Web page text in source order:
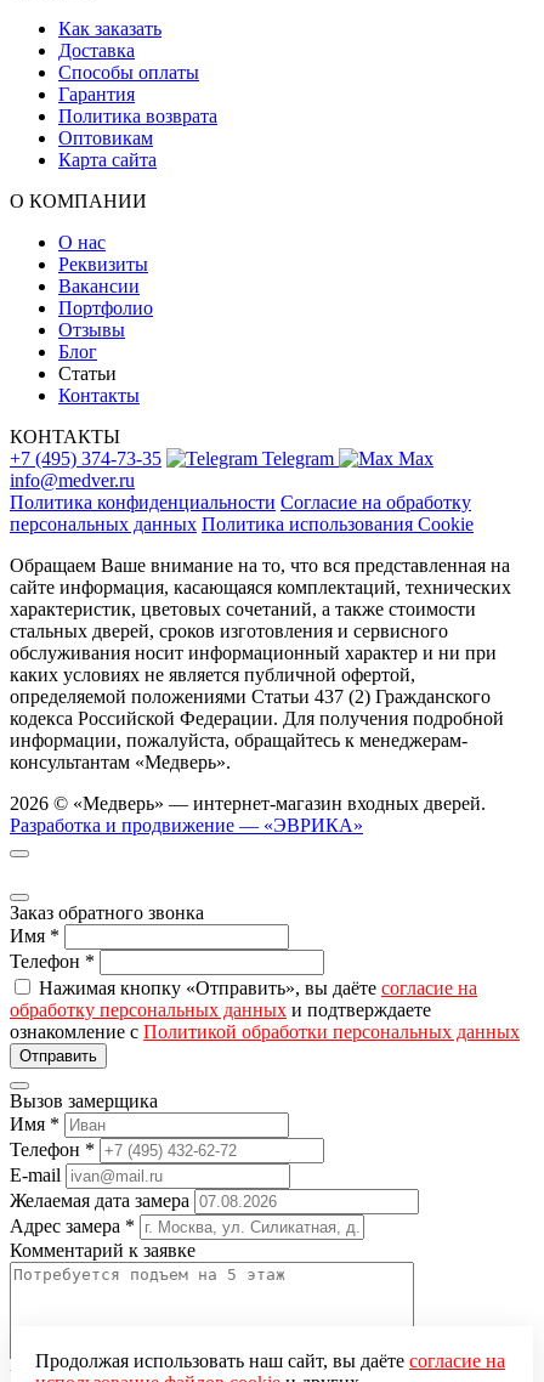
Как заказать
Доставка
Способы оплаты
Гарантия
Политика возврата
Оптовикам
Карта сайта
О КОМПАНИИ
О нас
Реквизиты
Вакансии
Портфолио
Отзывы
Блог
Статьи
Контакты
КОНТАКТЫ
+7 (495) 374-73-35
Telegram
Max
info@medver.ru
Политика конфиденциальности Согласие на обработку
персональных данных Политика использования Cookie
Обращаем Ваше внимание на то, что вся представленная на
сайте информация, касающаяся комплектаций, технических
характеристик, цветовых сочетаний, а также стоимости
стальных дверей, сроков изготовления и сервисного
обслуживания носит информационный характер и ни при
каких условиях не является публичной офертой,
определяемой положениями Статьи 437 (2) Гражданского
кодекса Российской Федерации. Для получения подробной
информации, пожалуйста, обращайтесь к менеджерам-
консультантам «Медверь».
2026 © «Медверь» — интернет-магазин входных дверей.
Разработка и продвижение — «ЭВРИКА»
Заказ обратного звонка
Имя *
Телефон *
Нажимая кнопку «Отправить», вы даёте согласие на
обработку персональных данных и подтверждаете
ознакомление с Политикой обработки персональных данных
Вызов замерщика
Имя *
Телефон *
E-mail
Желаемая дата замера
Адрес замера *
Комментарий к заявке
Понравившаяся модель
Продолжая использовать наш сайт, вы даёте согласие на